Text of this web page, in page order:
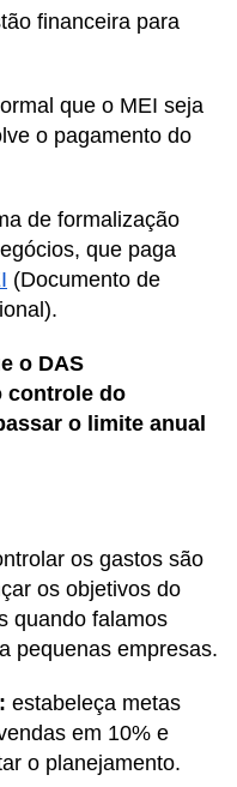
financeira para
que o MEI seja
o pagamento do
de formalização
que paga
(Documento de
o DAS
controle do
o limite anual
os gastos são
os objetivos do
quando falamos
pequenas empresas.
estabeleça metas
em 10% e
o planejamento.